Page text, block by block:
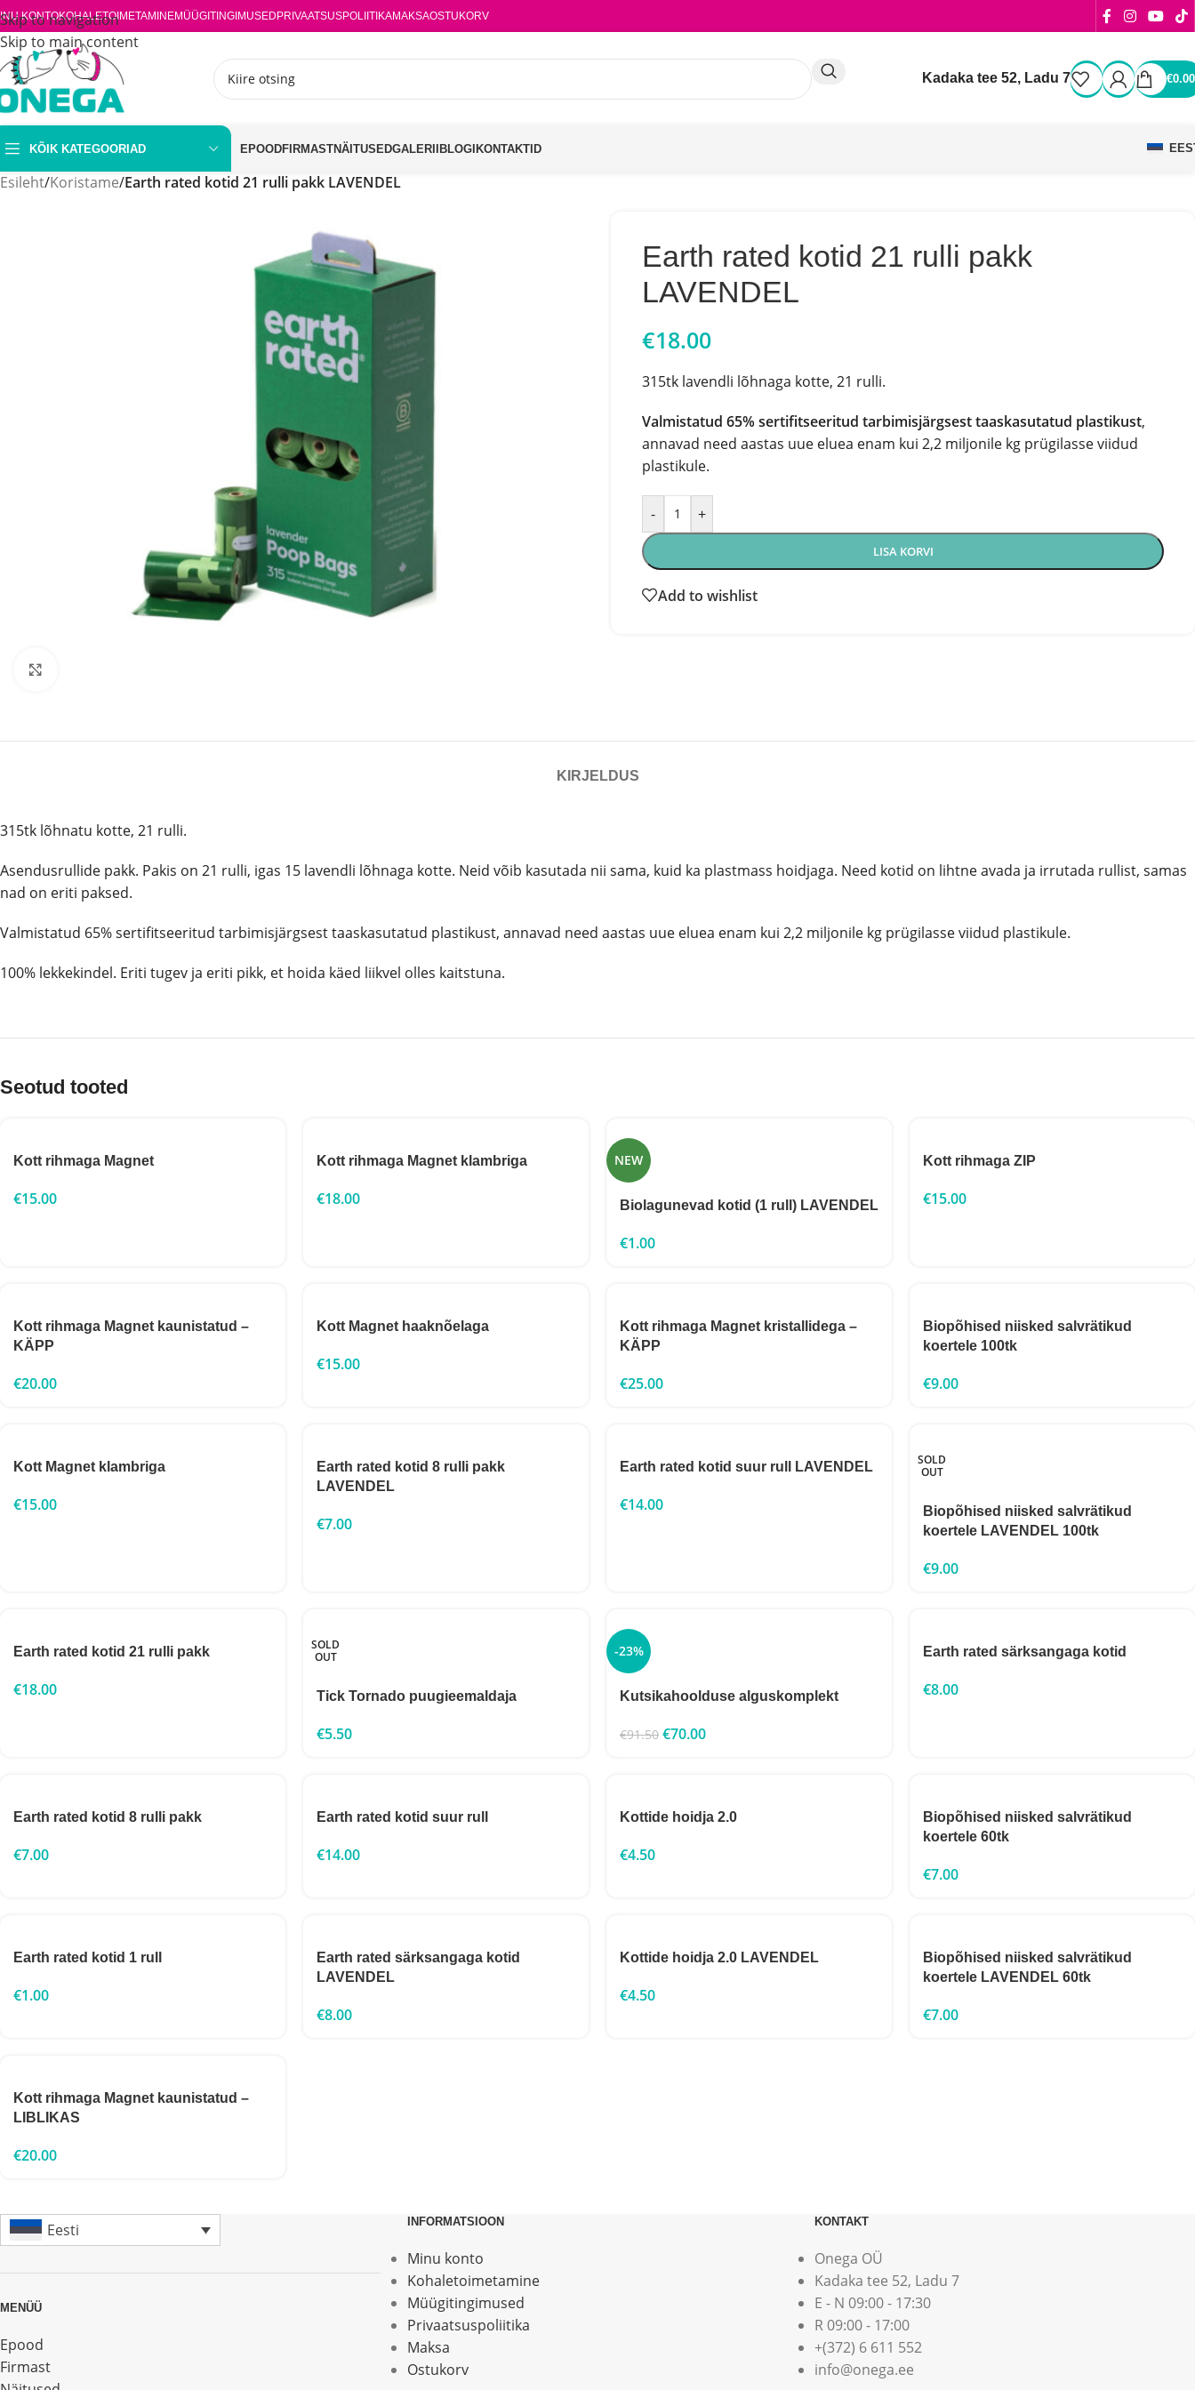
Skip to navigation
Skip to main content
KONTOKOHALETOIMETAMINEMÜÜGITINGIMUSED PRIVAATSUSPOLIITIKAMAKSAOSTUKORV
Kadaka tee 52, Ladu 7 €0.00
KÕIK KATEGOORIAD EPOODFIRMASTNÄITUSEDGALERIIBLOGIKONTAKTID
Esileht/Koristame/Earth rated kotid 21 rulli pakk LAVENDEL
Earth rated kotid 21 rulli pakk
LAVENDEL
€18.00
315tk lavendli lõhnaga kotte, 21 rulli.
Valmistatud 65% sertifitseeritud tarbimisjärgsest taaskasutatud plastikust,
annavad need aastas uue eluea enam kui 2,2 miljonile kg prügilasse viidud
plastikule.
- +
LISA KORVI
Add to wishlist
KIRJELDUS
315tk lõhnatu kotte, 21 rulli.
Asendusrullide pakk. Pakis on 21 rulli, igas 15 lavendli lõhnaga kotte. Neid võib kasutada nii sama, kuid ka plastmass hoidjaga. Need kotid on lihtne avada ja irrutada rullist, samas
nad on eriti paksed.
Valmistatud 65% sertifitseeritud tarbimisjärgsest taaskasutatud plastikust, annavad need aastas uue eluea enam kui 2,2 miljonile kg prügilasse viidud plastikule.
100% lekkekindel. Eriti tugev ja eriti pikk, et hoida käed liikvel olles kaitstuna.
Seotud tooted
Kott rihmaga Magnet
€15.00
Kott rihmaga Magnet klambriga
€18.00
NEW
Biolagunevad kotid (1 rull) LAVENDEL
€1.00
Kott rihmaga ZIP
€15.00
Kott rihmaga Magnet kaunistatud –
KÄPP
€20.00
Kott Magnet haaknõelaga
€15.00
Kott rihmaga Magnet kristallidega –
KÄPP
€25.00
Biopõhised niisked salvrätikud
koertele 100tk
€9.00
Kott Magnet klambriga
€15.00
Earth rated kotid 8 rulli pakk
LAVENDEL
€7.00
Earth rated kotid suur rull LAVENDEL
€14.00
SOLD
OUT
Biopõhised niisked salvrätikud
koertele LAVENDEL 100tk
€9.00
Earth rated kotid 21 rulli pakk
€18.00
SOLD
OUT
Tick Tornado puugieemaldaja
€5.50
-23%
Kutsikahoolduse alguskomplekt
€91.50 €70.00
Earth rated särksangaga kotid
€8.00
Earth rated kotid 8 rulli pakk
€7.00
Earth rated kotid suur rull
€14.00
Kottide hoidja 2.0
€4.50
Biopõhised niisked salvrätikud
koertele 60tk
€7.00
Earth rated kotid 1 rull
€1.00
Earth rated särksangaga kotid
LAVENDEL
€8.00
Kottide hoidja 2.0 LAVENDEL
€4.50
Biopõhised niisked salvrätikud
koertele LAVENDEL 60tk
€7.00
Kott rihmaga Magnet kaunistatud –
LIBLIKAS
€20.00
Eesti
MENÜÜ
Epood
Firmast
INFORMATSIOON
Minu konto
Kohaletoimetamine
Müügitingimused
Privaatsuspoliitika
Maksa
Ostukorv
KONTAKT
Onega OÜ
Kadaka tee 52, Ladu 7
E - N 09:00 - 17:30
R 09:00 - 17:00
+(372) 6 611 552
info@onega.ee